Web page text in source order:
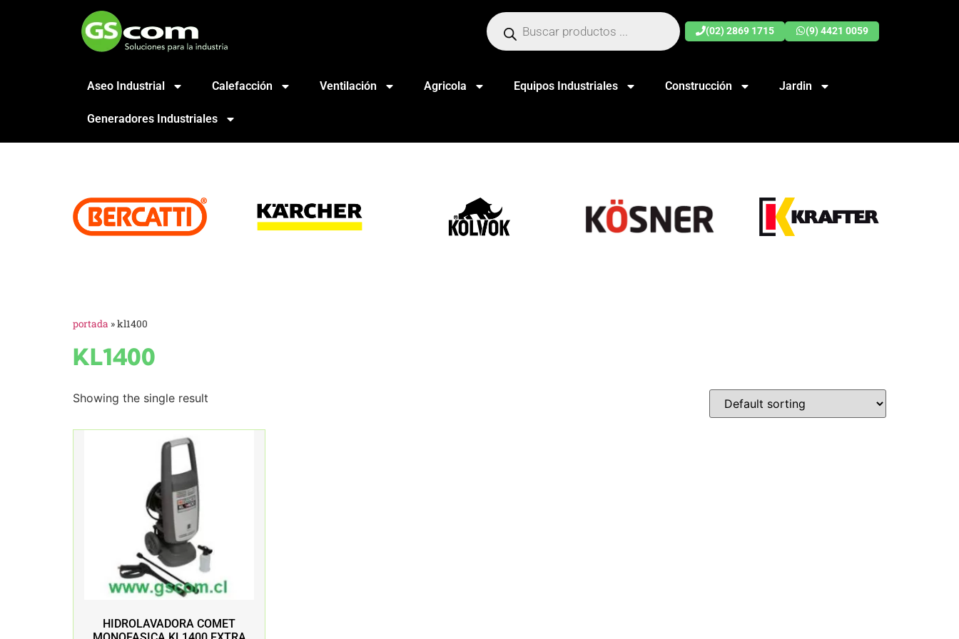
(02) 2869 1715 (9) 4421 0059
Aseo Industrial Calefacción Ventilación Agricola Equipos Industriales Construcción Jardin
Generadores Industriales
portada »kl1400
KL1400
Showing the single result
HIDROLAVADORA COMET